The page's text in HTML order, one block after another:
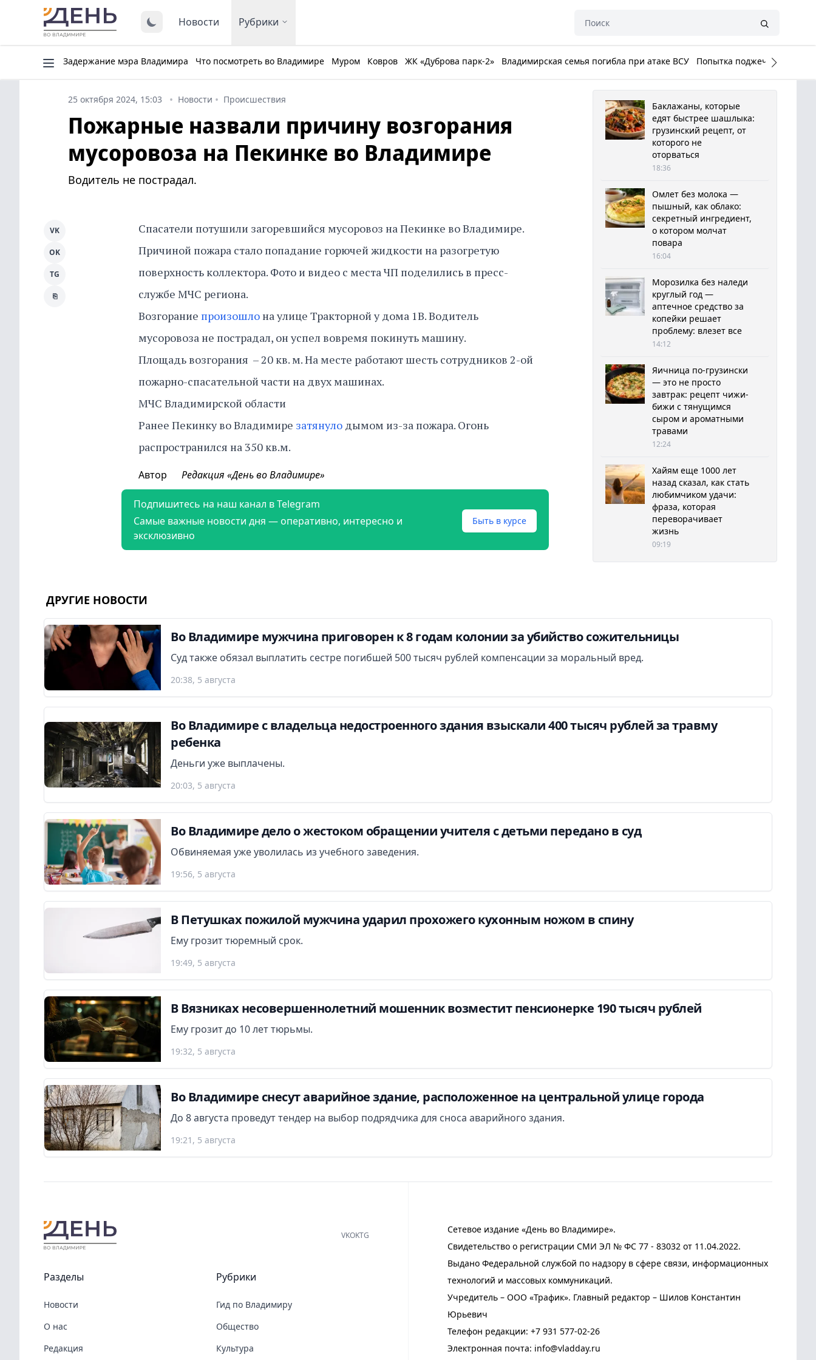
Новости Рубрики
Задержание мэра Владимира Что посмотреть во Владимире Муром Ковров ЖК «Дуброва парк-2» Владимирская семья погибла при атаке ВСУ Попытка поджечь Белый
25 октября 2024, 15:03 Новости Происшествия
Пожарные назвали причину возгорания
мусоровоза на Пекинке во Владимире
Водитель не пострадал.
Спасатели потушили загоревшийся мусоровоз на Пекинке во Владимире.
Причиной пожара стало попадание горючей жидкости на разогретую
поверхность коллектора. Фото и видео с места ЧП поделились в пресс-
службе МЧС региона.
Возгорание произошло на улице Тракторной у дома 1В. Водитель
мусоровоза не пострадал, он успел вовремя покинуть машину.
Площадь возгорания – 20 кв. м. На месте работают шесть сотрудников 2-ой
пожарно-спасательной части на двух машинах.
МЧС Владимирской области
Ранее Пекинку во Владимире затянуло дымом из-за пожара. Огонь
распространился на 350 кв.м.
VK
OK
TG
⎘
Автор Редакция «День во Владимире»
Подпишитесь на наш канал в Telegram
Самые важные новости дня — оперативно, интересно и
эксклюзивно
Быть в курсе
Баклажаны, которые
едят быстрее шашлыка:
грузинский рецепт, от
которого не
оторваться
18:36
Омлет без молока —
пышный, как облако:
секретный ингредиент,
о котором молчат
повара
16:04
Морозилка без наледи
круглый год —
аптечное средство за
копейки решает
проблему: влезет все
14:12
Яичница по-грузински
— это не просто
завтрак: рецепт чижи-
бижи с тянущимся
сыром и ароматными
травами
12:24
Хайям еще 1000 лет
назад сказал, как стать
любимчиком удачи:
фраза, которая
переворачивает
жизнь
09:19
ДРУГИЕ НОВОСТИ
Во Владимире мужчина приговорен к 8 годам колонии за убийство сожительницы
Суд также обязал выплатить сестре погибшей 500 тысяч рублей компенсации за моральный вред.
20:38, 5 августа
Во Владимире с владельца недостроенного здания взыскали 400 тысяч рублей за травму
ребенка
Деньги уже выплачены.
20:03, 5 августа
Во Владимире дело о жестоком обращении учителя с детьми передано в суд
Обвиняемая уже уволилась из учебного заведения.
19:56, 5 августа
В Петушках пожилой мужчина ударил прохожего кухонным ножом в спину
Ему грозит тюремный срок.
19:49, 5 августа
В Вязниках несовершеннолетний мошенник возместит пенсионерке 190 тысяч рублей
Ему грозит до 10 лет тюрьмы.
19:32, 5 августа
Во Владимире снесут аварийное здание, расположенное на центральной улице города
До 8 августа проведут тендер на выбор подрядчика для сноса аварийного здания.
19:21, 5 августа
Сетевое издание «День во Владимире».
Свидетельство о регистрации СМИ ЭЛ № ФС 77 - 83032 от 11.04.2022.
Выдано Федеральной службой по надзору в сфере связи, информационных
технологий и массовых коммуникаций.
Учредитель – ООО «Трафик». Главный редактор – Шилов Константин
Юрьевич
Телефон редакции: +7 931 577-02-26
Электронная почта: info@vladday.ru
VKOKTG
Разделы
Новости
О нас
Редакция
Рубрики
Гид по Владимиру
Общество
Культура